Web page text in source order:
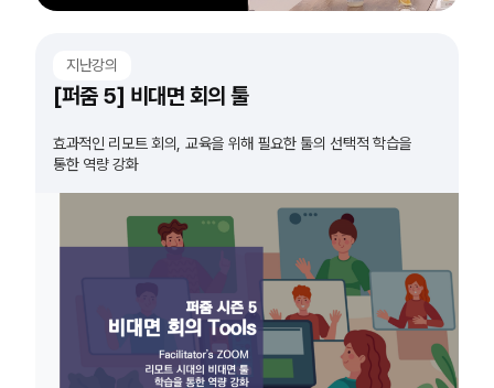
지난강의
[퍼줌 5] 비대면 회의 툴
효과적인 리모트 회의, 교육을 위해 필요한 툴의 선택적 학습을
통한 역량 강화